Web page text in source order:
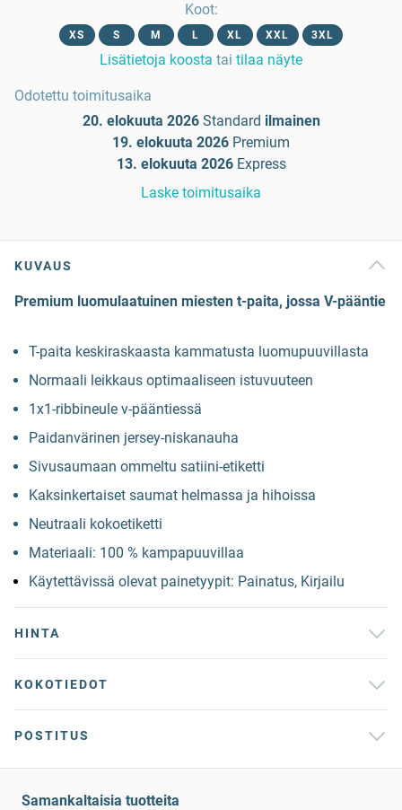
Koot:
XS S M L XL XXL 3XL
Lisätietoja koosta tai tilaa näyte
Odotettu toimitusaika
20. elokuuta 2026 Standard ilmainen
19. elokuuta 2026 Premium
13. elokuuta 2026 Express
Laske toimitusaika
KUVAUS
Premium luomulaatuinen miesten t-paita, jossa V-pääntie
T-paita keskiraskaasta kammatusta luomupuuvillasta
Normaali leikkaus optimaaliseen istuvuuteen
1x1-ribbineule v-pääntiessä
Paidanvärinen jersey-niskanauha
Sivusaumaan ommeltu satiini-etiketti
Kaksinkertaiset saumat helmassa ja hihoissa
Neutraali kokoetiketti
Materiaali: 100 % kampapuuvillaa
Käytettävissä olevat painetyypit: Painatus, Kirjailu
HINTA
KOKOTIEDOT
POSTITUS
Samankaltaisia tuotteita